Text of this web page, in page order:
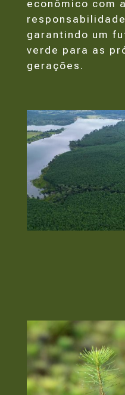
econômico com a
garantindo um
verde para as
gerações.